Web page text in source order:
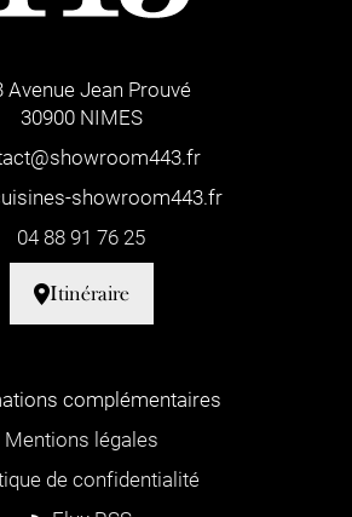
Avenue Jean Prouvé
30900 NIMES
showroom443.fr
04 88 91 76 25
Itinéraire
complémentaires
Mentions légales
de confidentialité